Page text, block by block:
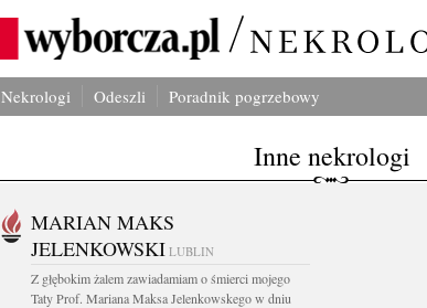
Nekrologi Odeszli Poradnik pogrzebowy
Inne nekrologi
MARIAN MAKS
JELENKOWSKI LUBLIN
Z głębokim żalem zawiadamiam o śmierci mojego
Taty Prof. Mariana Maksa Jelenkowskego w dniu